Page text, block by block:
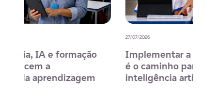
Implementar a BNCC Computação
é o caminho para trabalhar
inteligência artificial na escola